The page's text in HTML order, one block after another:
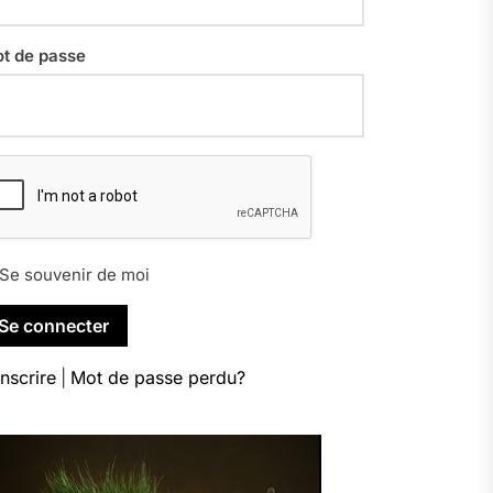
de passe
Se souvenir de moi
Mot de passe perdu?